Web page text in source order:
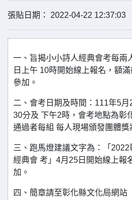
張貼日期： 2022-04-22 12:37:03
一、旨揭小小詩人經典會考每兩
日上午 10時開始線上報名，額
參加。
二、會考日期及時間：111年5
30分及 下午2時，會考地點為彰
通過者每組 每人現場頒發團體獎
三、跑馬燈建議文字為：「
經典會 考」4月25日開始線上報
加。
四、簡章請至彰化縣文化局網站